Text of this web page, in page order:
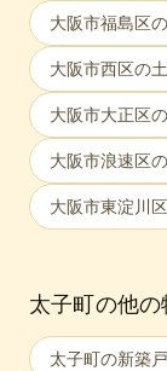
大阪市福島区
大阪市西区の
大阪市大正区
大阪市浪速区
大阪市東淀川区
太子町 の他の
太子町の新築